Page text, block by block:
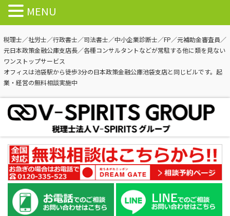
税理士／社労士／行政書士／司法書士／中小企業診断士／FP／元補助金審査員／
元日本政策金融公庫支店長／各種コンサルタントなどが常駐する他に類を見ない
ワンストップサービス
オフィスは池袋駅から徒歩3分の日本政策金融公庫池袋支店と同じビルです。起
業・経営の無料相談実施中
MENU